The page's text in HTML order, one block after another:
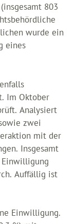
803
wurde ein
eines
Im Oktober
Analysiert
zwei
mit der
Insgesamt
Einwilligung
Auffällig ist
Einwilligung.